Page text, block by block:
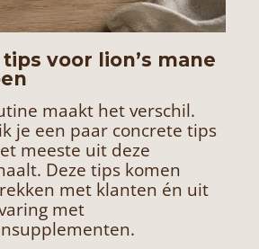
voor lion’s mane
maakt het verschil.
je een paar concrete tips
meeste uit deze
Deze tips komen
met klanten én uit
met